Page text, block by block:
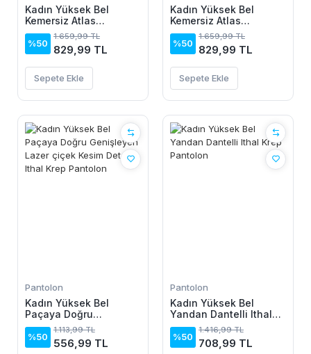
Kadın Yüksek Bel
Kemersiz Atlas
Pantolon
%50
1.659,99 TL
829,99 TL
Sepete Ekle
Kadın Yüksek Bel
Kemersiz Atlas
Pantolon
%50
1.659,99 TL
829,99 TL
Sepete Ekle
Pantolon
Kadın Yüksek Bel
Paçaya Doğru
Genişleyen Lazer çiçek
Kesim Detaylı Ithal Krep
Pantolon
%50
1.113,99 TL
556,99 TL
Pantolon
Kadın Yüksek Bel
Yandan Dantelli Ithal
Krep Pantolon
%50
1.416,99 TL
708,99 TL